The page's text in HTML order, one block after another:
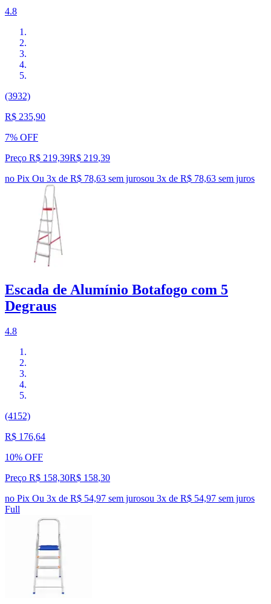
4.8
(3932)
R$ 235,90
7% OFF
Preço R$ 219,39R$ 219,39
no Pix Ou 3x de R$ 78,63 sem jurosou 3x de R$ 78,63 sem juros
Escada de Alumínio Botafogo com 5
Degraus
4.8
(4152)
R$ 176,64
10% OFF
Preço R$ 158,30R$ 158,30
no Pix Ou 3x de R$ 54,97 sem jurosou 3x de R$ 54,97 sem juros
Full